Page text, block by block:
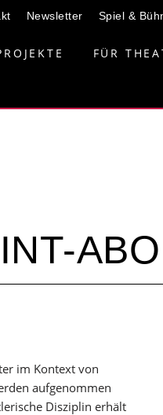
Newsletter Spiel &
FÜR
ABO
im Kontext von
aufgenommen
Disziplin erhält